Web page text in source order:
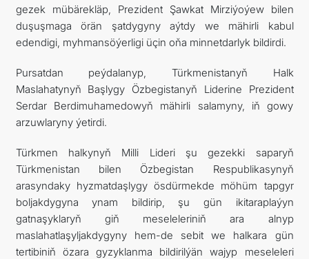
gezek mübärekläp, Prezident Şawkat Mirziýoýew bilen
duşuşmaga örän şatdygyny aýtdy we mähirli kabul
edendigi, myhmansöýerligi üçin oňa minnetdarlyk bildirdi.
Pursatdan peýdalanyp, Türkmenistanyň Halk
Maslahatynyň Başlygy Özbegistanyň Liderine Prezident
Serdar Berdimuhamedowyň mähirli salamyny, iň gowy
arzuwlaryny ýetirdi.
Türkmen halkynyň Milli Lideri şu gezekki saparyň
Türkmenistan bilen Özbegistan Respublikasynyň
arasyndaky hyzmatdaşlygy ösdürmekde möhüm tapgyr
boljakdygyna ynam bildirip, şu gün ikitaraplaýyn
gatnaşyklaryň giň meseleleriniň ara alnyp
maslahatlaşyljakdygyny hem-de sebit we halkara gün
tertibiniň özara gyzyklanma bildirilýän wajyp meseleleri